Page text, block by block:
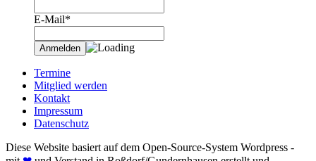
E-Mail*
Termine
Mitglied werden
Kontakt
Impressum
Datenschutz
Diese Website basiert auf dem Open-Source-System Wordpress -